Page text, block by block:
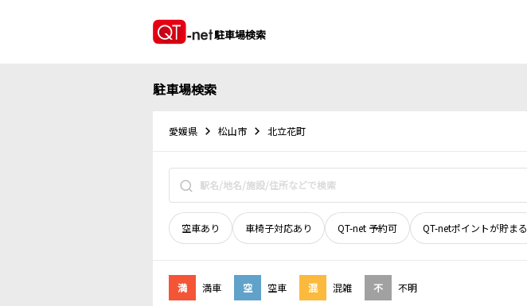
駐車場検索
駐車場検索
愛媛県 松山市 北立花町
空車あり 車椅子対応あり QT-net 予約可 QT-netポイントが貯まる
満 満車 空 空車 混 混雑 不 不明